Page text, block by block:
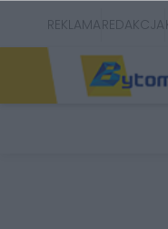
REKLAMAREDAKCJA